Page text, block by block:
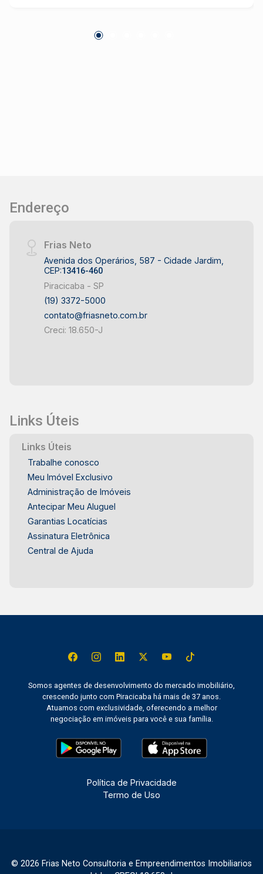
de adaptação para mais); Fachada imponente
Endereço
Frias Neto
Avenida dos Operários, 587 - Cidade Jardim,
CEP:13416-460
Piracicaba - SP
(19) 3372-5000
contato@friasneto.com.br
Creci: 18.650-J
Links Úteis
Links Úteis
Trabalhe conosco
Meu Imóvel Exclusivo
Administração de Imóveis
Antecipar Meu Aluguel
Garantias Locatícias
Assinatura Eletrônica
Central de Ajuda
Somos agentes de desenvolvimento do mercado imobiliário,
crescendo junto com Piracicaba há mais de 37 anos.
Atuamos com exclusividade, oferecendo a melhor
negociação em imóveis para você e sua família.
Política de Privacidade
Termo de Uso
© 2026 Frias Neto Consultoria e Empreendimentos Imobiliarios